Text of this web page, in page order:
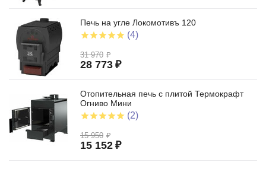
Печь на угле Локомотивъ 120
(4)
31 970 ₽
28 773 ₽
Отопительная печь с плитой Термокрафт
Огниво Мини
(2)
15 950 ₽
15 152 ₽